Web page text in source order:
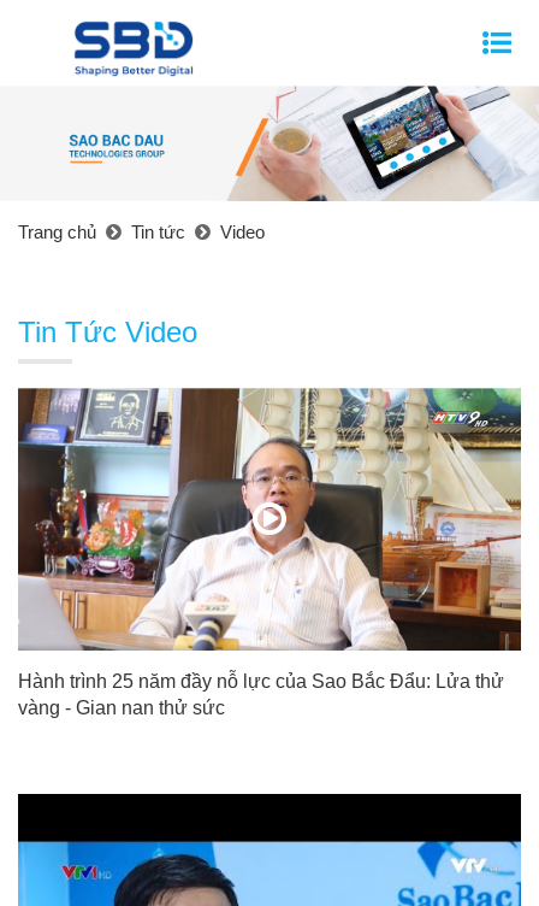
Trang chủ Tin tức Video
Tin Tức Video
Hành trình 25 năm đầy nỗ lực của Sao Bắc Đẩu: Lửa thử
vàng - Gian nan thử sức